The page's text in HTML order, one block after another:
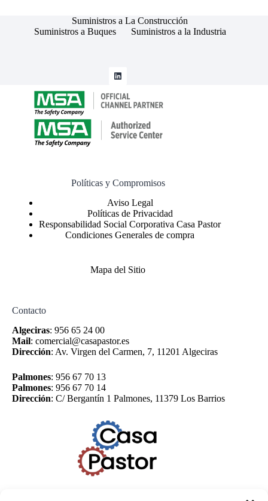
Suministros a La Construcción
Suministros a Buques
Suministros a la Industria
Políticas y Compromisos
Políticas de Privacidad
Responsabilidad Social Corporativa Casa Pastor
Condiciones Generales de compra
Mapa del Sitio
Contacto
Algeciras: 956 65 24 00
Mail: comercial@casapastor.es
Dirección: Av. Virgen del Carmen, 7, 11201 Algeciras
Palmones: 956 67 70 13
Palmones: 956 67 70 14
Dirección: C/ Bergantín 1 Palmones, 11379 Los Barrios